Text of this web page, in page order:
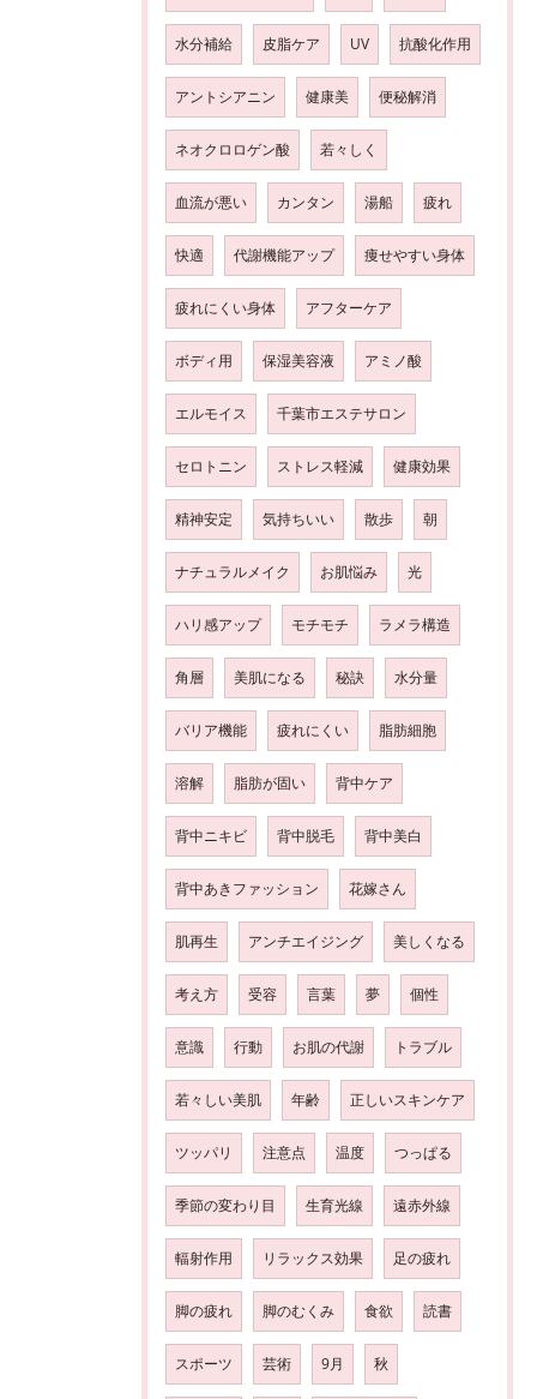
水分補給 皮脂ケア UV 抗酸化作用
アントシアニン 健康美 便秘解消
ネオクロロゲン酸 若々しく
血流が悪い カンタン 湯船 疲れ
快適 代謝機能アップ 痩せやすい身体
疲れにくい身体 アフターケア
ボディ用 保湿美容液 アミノ酸
エルモイス 千葉市エステサロン
セロトニン ストレス軽減 健康効果
精神安定 気持ちいい 散歩 朝
ナチュラルメイク お肌悩み 光
ハリ感アップ モチモチ ラメラ構造
角層 美肌になる 秘訣 水分量
バリア機能 疲れにくい 脂肪細胞
溶解 脂肪が固い 背中ケア
背中ニキビ 背中脱毛 背中美白
背中あきファッション 花嫁さん
肌再生 アンチエイジング 美しくなる
考え方 受容 言葉 夢 個性
意識 行動 お肌の代謝 トラブル
若々しい美肌 年齢 正しいスキンケア
ツッパリ 注意点 温度 つっぱる
季節の変わり目 生育光線 遠赤外線
輻射作用 リラックス効果 足の疲れ
脚の疲れ 脚のむくみ 食欲 読書
スポーツ 芸術 9月 秋